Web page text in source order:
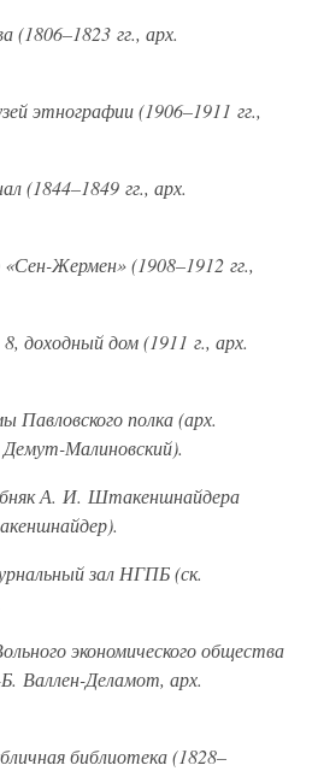
(1806–1823 гг., арх.
этнографии (1906–1911 гг.,
(1844–1849 гг., арх.
Жермен» (1908–1912 гг.,
доходный дом (1911 г., арх.
Павловского полка (арх.
Малиновский).
А. И. Штакеншнайдера
зал НГПБ (ск.
экономического общества
Валлен-Деламот, арх.
библиотека (1828–